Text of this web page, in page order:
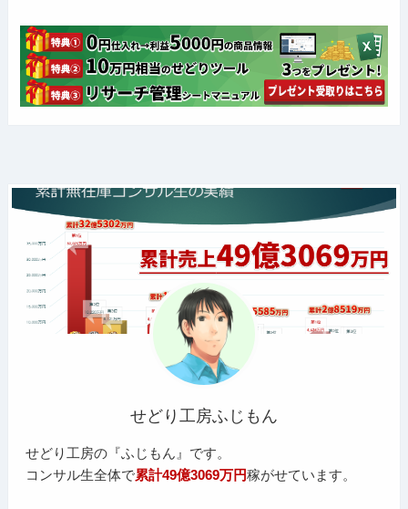
せどり工房ふじもん
せどり工房の『ふじもん』です。
コンサル生全体で累計49億3069万円稼がせています。